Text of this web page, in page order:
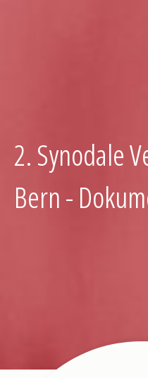
2. Synodale
Bern -